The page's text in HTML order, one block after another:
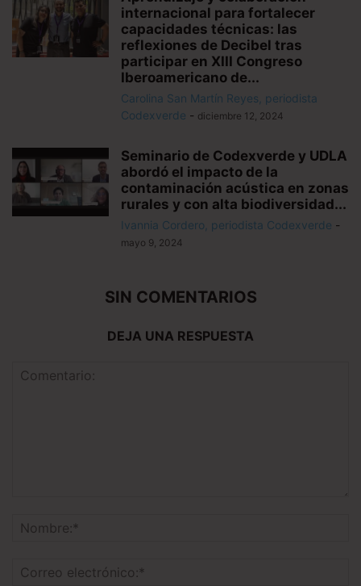
internacional para fortalecer
capacidades técnicas: las
reflexiones de Decibel tras
participar en XIII Congreso
Iberoamericano de...
Carolina San Martín Reyes, periodista
Codexverde - diciembre 12, 2024
Seminario de Codexverde y UDLA
abordó el impacto de la
contaminación acústica en zonas
rurales y con alta biodiversidad...
Ivannia Cordero, periodista Codexverde -
mayo 9, 2024
SIN COMENTARIOS
DEJA UNA RESPUESTA